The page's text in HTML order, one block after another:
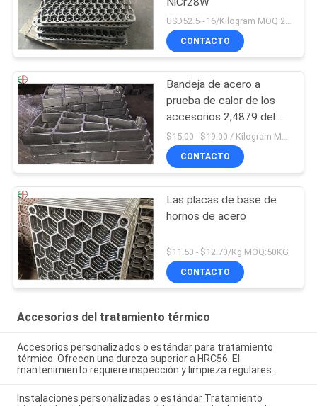
USD52.5~16/Kilogram MOQ:20 kilogramos/kilogramos
CONTACTO
Bandeja de acero a
prueba de calor de los
accesorios 2,4879 del
tratamiento térmico de
las cestas
$15.00 - $19.00 / Kilogram MOQ:20 kilogramos/kilogramos
CONTACTO
Las placas de base de
hornos de acero
$11.50 - $12.70/Kg MOQ:50KG
CONTACTO
Accesorios del tratamiento térmico
Accesorios personalizados o estándar para tratamiento
térmico. Ofrecen una dureza superior a HRC56. El
mantenimiento requiere inspección y limpieza regulares.
Instalaciones personalizadas o estándar Tratamiento